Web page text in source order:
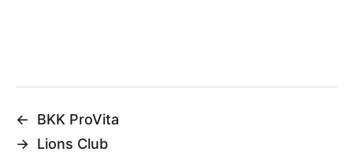
←
BKK ProVita
→ Lions Club